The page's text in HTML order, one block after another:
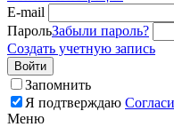
E-mail
ПарольЗабыли пароль?
Создать учетную запись
Войти
Запомнить
Я подтверждаю
Меню